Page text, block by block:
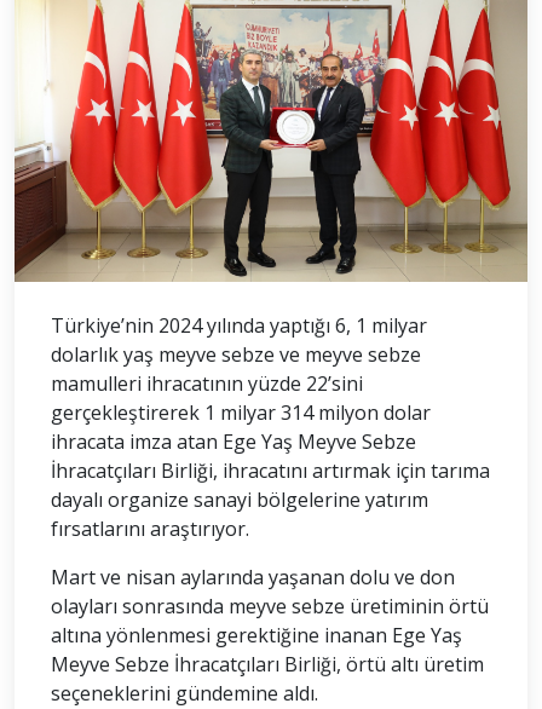
Türkiye’nin 2024 yılında yaptığı 6, 1 milyar
dolarlık yaş meyve sebze ve meyve sebze
mamulleri ihracatının yüzde 22’sini
gerçekleştirerek 1 milyar 314 milyon dolar
ihracata imza atan Ege Yaş Meyve Sebze
İhracatçıları Birliği, ihracatını artırmak için tarıma
dayalı organize sanayi bölgelerine yatırım
fırsatlarını araştırıyor.
Mart ve nisan aylarında yaşanan dolu ve don
olayları sonrasında meyve sebze üretiminin örtü
altına yönlenmesi gerektiğine inanan Ege Yaş
Meyve Sebze İhracatçıları Birliği, örtü altı üretim
seçeneklerini gündemine aldı.